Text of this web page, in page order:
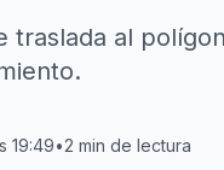
traslada al
19:49•2 min de lectura